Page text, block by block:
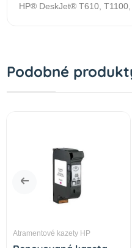
HP® DeskJet® T610,
Podobné
Atramentové kazety HP